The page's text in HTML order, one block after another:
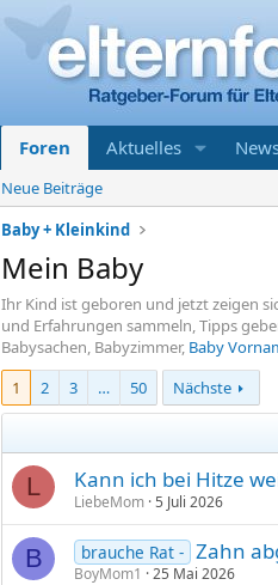
Foren Aktuelles
Neue Beiträge
Baby + Kleinkind
Mein Baby
Ihr Kind ist geboren und jetzt zeigen
und Erfahrungen sammeln, Tipps
Babysachen, Babyzimmer, Baby
1
2 3 … 50 Nächste
L Kann ich bei Hitze
LiebeMom 5 Juli 2026
B brauche Rat - Zahn
BoyMom1 25 Mai 2026